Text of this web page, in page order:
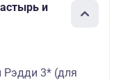
и
Рэдди 3* (для